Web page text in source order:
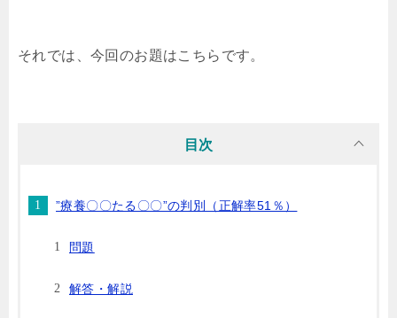
それでは、今回のお題はこちらです。
目次
”療養〇〇たる〇〇”の判別（正解率51％）
問題
解答・解説